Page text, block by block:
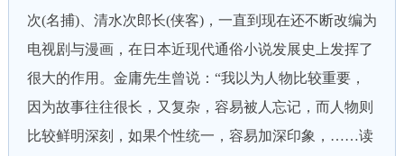
次(名捕)、清水次郎长(侠客)，一直到现在还不断改编为
电视剧与漫画，在日本近现代通俗小说发展史上发挥了
很大的作用。金庸先生曾说：“我以为人物比较重要，
因为故事往往很长，又复杂，容易被人忘记，而人物则
比较鲜明深刻，如果个性统一，容易加深印象，……读